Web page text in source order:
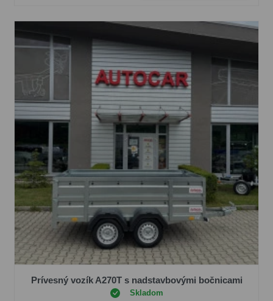
Prívesný vozík A270T s nadstavbovými bočnicami
Skladom